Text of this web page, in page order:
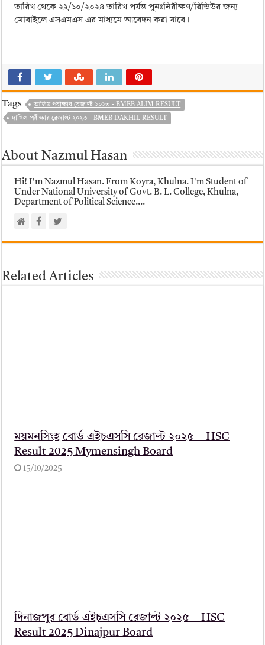
তারিখ থেকে ২২/১০/২০২৪ তারিখ পর্যন্ত পুনঃনিরীক্ষণ/রিভিউর জন্য
মোবাইলে এসএমএস এর মাধ্যমে আবেদন করা যাবে।
Tags আলিম পরীক্ষার রেজাল্ট ২০২৩ - BMEB ALIM RESULT
দাখিল পরীক্ষার রেজাল্ট ২০২৩ - BMEB DAKHIL RESULT
About Nazmul Hasan
Hi! I'm Nazmul Hasan. From Koyra, Khulna. I'm Student of
Under National University of Govt. B. L. College, Khulna,
Department of Political Science....
Related Articles
ময়মনসিংহ বোর্ড এইচএসসি রেজাল্ট ২০২৫ – HSC
Result 2025 Mymensingh Board
15/10/2025
দিনাজপুর বোর্ড এইচএসসি রেজাল্ট ২০২৫ – HSC
Result 2025 Dinajpur Board